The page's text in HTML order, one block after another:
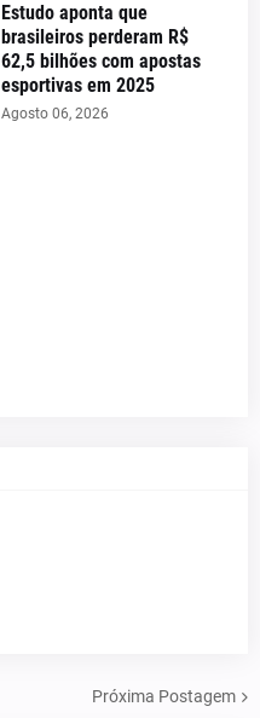
Estudo aponta que
brasileiros perderam R$
62,5 bilhões com apostas
esportivas em 2025
Agosto 06, 2026
Próxima Postagem